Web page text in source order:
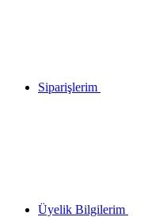
Siparişlerim
Üyelik Bilgilerim